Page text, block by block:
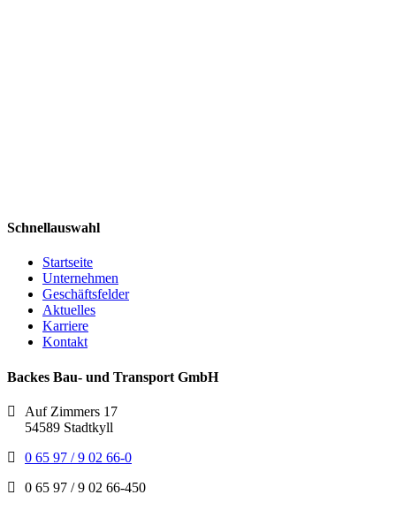
Schnellauswahl
Startseite
Unternehmen
Geschäftsfelder
Aktuelles
Karriere
Kontakt
Backes Bau- und Transport GmbH
Auf Zimmers 17
54589 Stadtkyll
0 65 97 / 9 02 66-0
0 65 97 / 9 02 66-450